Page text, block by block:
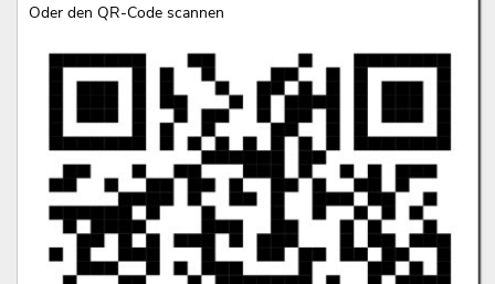
Oder den QR-Code scannen